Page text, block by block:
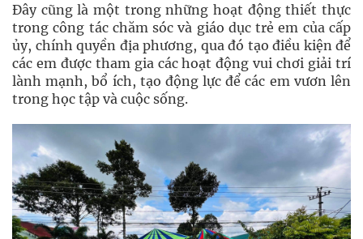
Đây cũng là một trong những hoạt động thiết thực
trong công tác chăm sóc và giáo dục trẻ em của cấp
ủy, chính quyền địa phương, qua đó tạo điều kiện để
các em được tham gia các hoạt động vui chơi giải trí
lành mạnh, bổ ích, tạo động lực để các em vươn lên
trong học tập và cuộc sống.